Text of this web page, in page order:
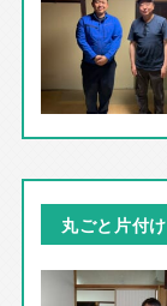
丸ごと片付け